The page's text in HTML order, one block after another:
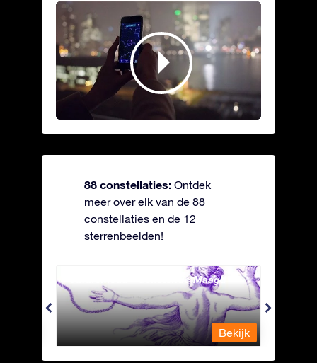
88 constellaties: Ontdek
meer over elk van de 88
constellaties en de 12
sterrenbeelden!
Andromeda - Geketende Maagd
Bekijk